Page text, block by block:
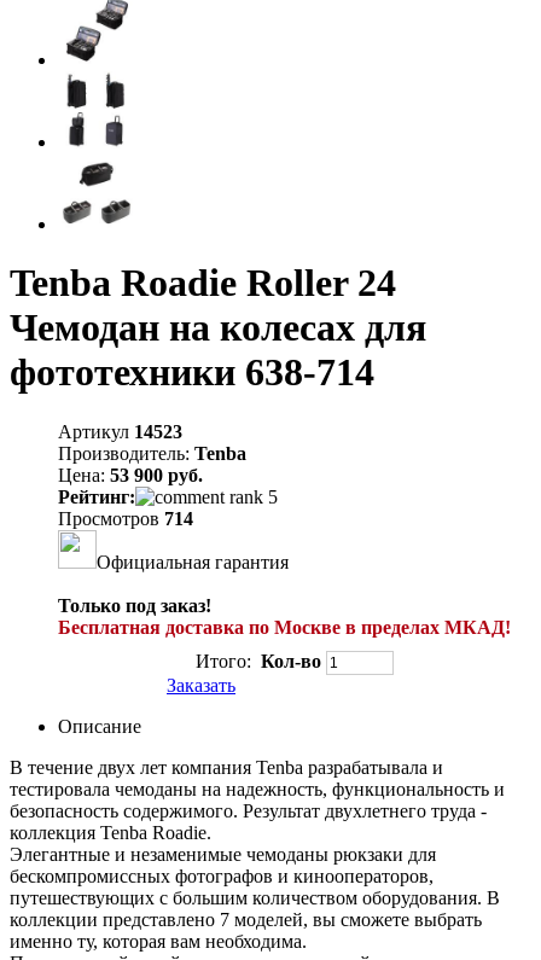
Tenba Roadie Roller 24
Чемодан на колесах для
фототехники 638-714
Артикул 14523
Производитель: Tenba
Цена: 53 900 руб.
Рейтинг:
Просмотров 714
Официальная гарантия
Только под заказ!
Бесплатная доставка по Москве в пределах МКАД!
Итого: Кол-во
Заказать
Описание
В течение двух лет компания Tenba разрабатывала и
тестировала чемоданы на надежность, функциональность и
безопасность содержимого. Результат двухлетнего труда -
коллекция Tenba Roadie.
Элегантные и незаменимые чемоданы рюкзаки для
бескомпромиссных фотографов и кинооператоров,
путешествующих с большим количеством оборудования. В
коллекции представлено 7 моделей, вы сможете выбрать
именно ту, которая вам необходима.